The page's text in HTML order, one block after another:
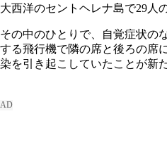
大西洋のセントヘレナ島で29人
その中のひとりで、自覚症状の
する飛行機で隣の席と後ろの席
染を引き起こしていたことが新